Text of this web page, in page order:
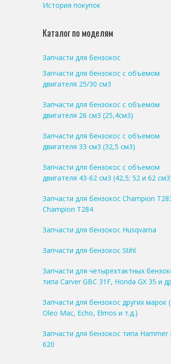
История покупок
Каталог по моделям
Запчасти для бензокос
Запчасти для бензокос с объемом
двигателя 25/30 см3
Запчасти для бензокос с объемом
двигателя 26 см3 (25,4см3)
Запчасти для бензокос с объемом
двигателя 33 см3 (32,5 см3)
Запчасти для бензокос с объемом
двигателя 43-62 см3 (42,5; 52 и 62
Запчасти для бензокос Champion
Champion T284
Запчасти для бензокос Husqvarna
Запчасти для бензокос Stihl
Запчасти для четырехтактных
типа Carver GBC 31F, Honda GX 35 и
Запчасти для бензокос других марок
Oleo Mac, Echo, Elmos и т.д.)
Запчасти для бензокос типа Hammer
620